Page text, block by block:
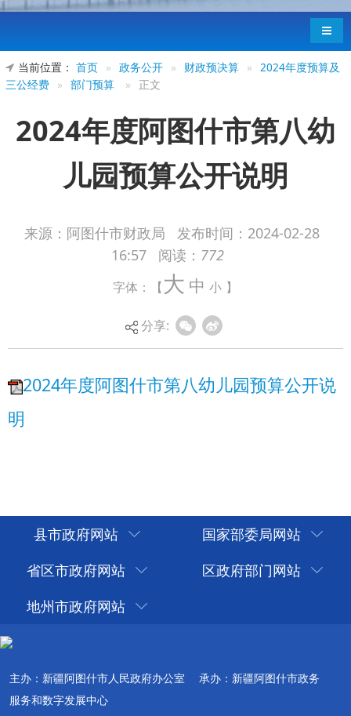
导航
当前位置： 首页 » 政务公开 » 财政预决算 »
2024年度预算及
三公经费 » 部门预算 » 正文
2024年度阿图什市第八幼
儿园预算公开说明
来源：阿图什市财政局 发布时间： 2024-02-28
16:57
阅读： 772
字体：【大 中 小 】
分享:
2024年度阿图什市第八幼儿园预算公开说
县市政府网站
国家部委局网站
省区市政府网站
区政府部门网站
地州市政府网站
主办：新疆阿图什市人民政府办公室
承办：新疆阿图什市政务
服务和数字发展中心